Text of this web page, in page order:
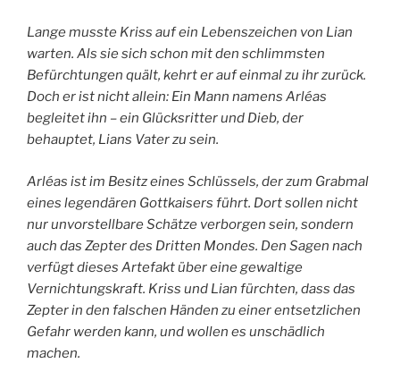
Lange musste Kriss auf ein Lebenszeichen von Lian
warten. Als sie sich schon mit den schlimmsten
Befürchtungen quält, kehrt er auf einmal zu ihr zurück.
Doch er ist nicht allein: Ein Mann namens Arléas
begleitet ihn – ein Glücksritter und Dieb, der
behauptet, Lians Vater zu sein.
Arléas ist im Besitz eines Schlüssels, der zum Grabmal
eines legendären Gottkaisers führt. Dort sollen nicht
nur unvorstellbare Schätze verborgen sein, sondern
auch das Zepter des Dritten Mondes. Den Sagen nach
verfügt dieses Artefakt über eine gewaltige
Vernichtungskraft. Kriss und Lian fürchten, dass das
Zepter in den falschen Händen zu einer entsetzlichen
Gefahr werden kann, und wollen es unschädlich
machen.